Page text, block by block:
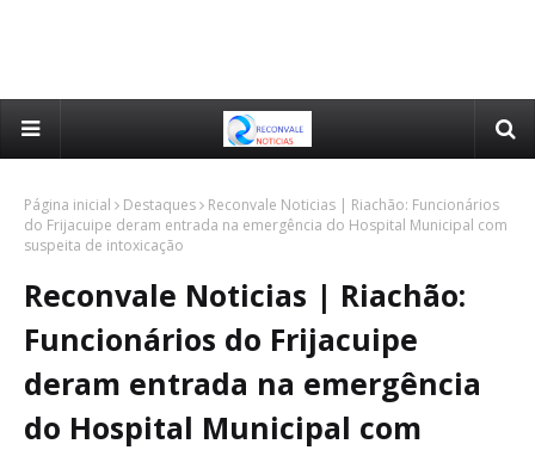
Página inicial Destaques
Reconvale Noticias | Riachão: Funcionários
do Frijacuipe deram entrada na emergência do Hospital Municipal com
suspeita de intoxicação
Reconvale Noticias | Riachão:
Funcionários do Frijacuipe
deram entrada na emergência
do Hospital Municipal com